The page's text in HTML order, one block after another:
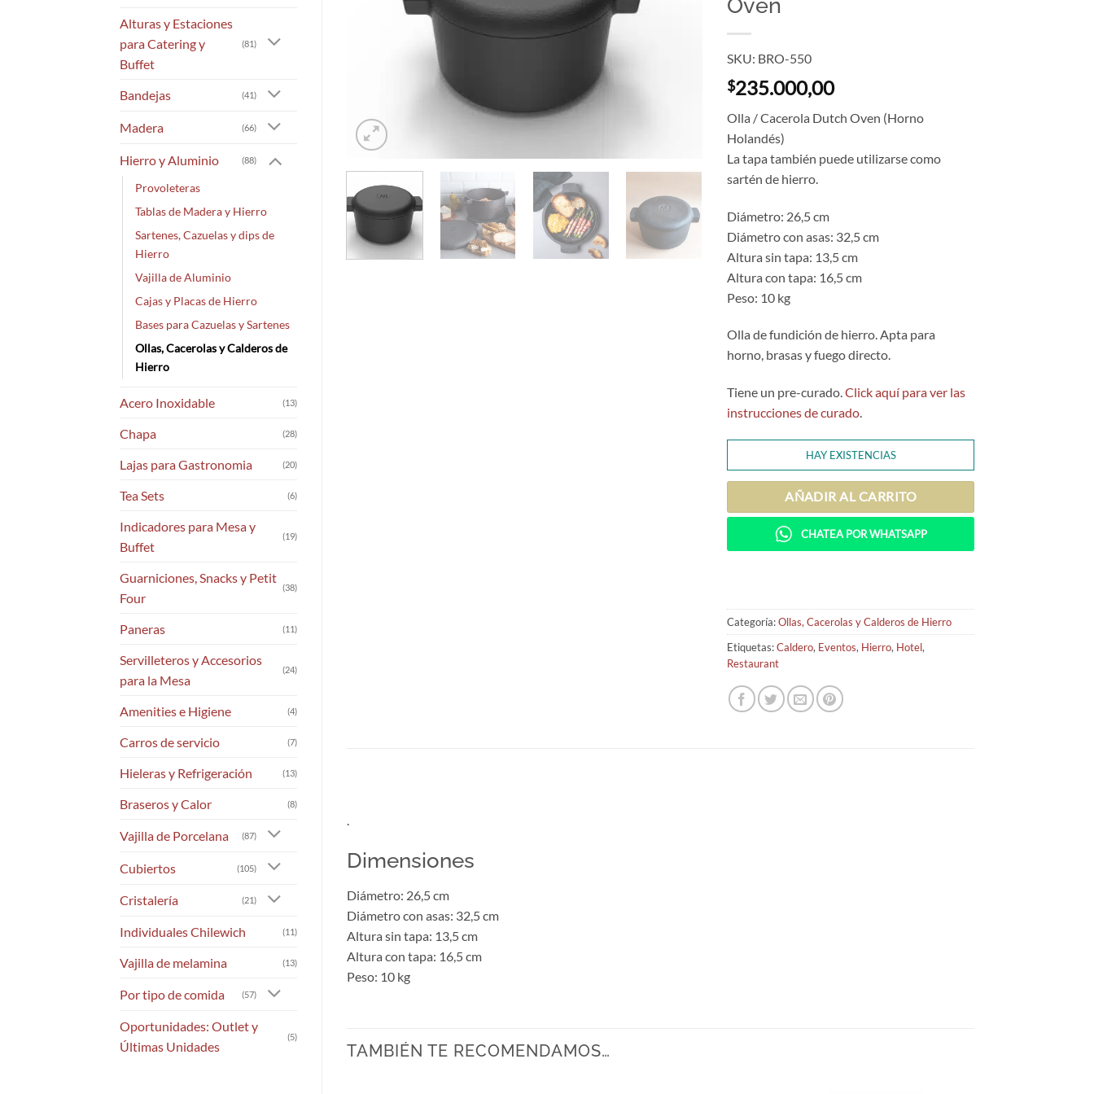
Alturas y Estaciones
para Catering y
Buffet
(81)
Bandejas (41)
Madera (66)
Hierro y Aluminio (88)
Provoleteras
Tablas de Madera y Hierro
Sartenes, Cazuelas y dips de
Hierro
Vajilla de Aluminio
Cajas y Placas de Hierro
Bases para Cazuelas y Sartenes
Ollas, Cacerolas y Calderos de
Hierro
Acero Inoxidable (13)
Chapa (28)
Lajas para Gastronomia (20)
Tea Sets (6)
Indicadores para Mesa y
Buffet
(19)
Guarniciones, Snacks y Petit
Four
(38)
Paneras (11)
Servilleteros y Accesorios
para la Mesa
(24)
Amenities e Higiene (4)
Carros de servicio (7)
Hieleras y Refrigeración (13)
Braseros y Calor (8)
Vajilla de Porcelana (87)
Cubiertos (105)
Cristalería (21)
Individuales Chilewich (11)
Vajilla de melamina (13)
Por tipo de comida (57)
Oportunidades: Outlet y
Últimas Unidades
(5)
SKU: BRO-550
$235.000,00
Olla / Cacerola Dutch Oven (Horno
Holandés)
La tapa también puede utilizarse como
sartén de hierro.
Diámetro: 26,5 cm
Diámetro con asas: 32,5 cm
Altura sin tapa: 13,5 cm
Altura con tapa: 16,5 cm
Peso: 10 kg
Olla de fundición de hierro. Apta para
horno, brasas y fuego directo.
Tiene un pre-curado.Click aquí para ver las
instrucciones de curado.
HAY EXISTENCIAS
AÑADIR AL CARRITO
CHATEA POR WHATSAPP
Categoría:Ollas, Cacerolas y Calderos de Hierro
Etiquetas:Caldero, Eventos, Hierro, Hotel,
Restaurant
.
Dimensiones
Diámetro: 26,5 cm
Diámetro con asas: 32,5 cm
Altura sin tapa: 13,5 cm
Altura con tapa: 16,5 cm
Peso: 10 kg
TAMBIÉN TE RECOMENDAMOS…